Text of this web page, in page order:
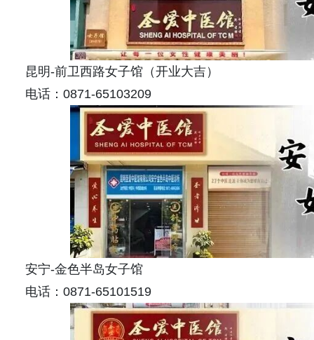
昆明-前卫西路女子馆（开业大吉）
电话：0871-65103209
安宁-金色半岛女子馆
电话：0871-65101519